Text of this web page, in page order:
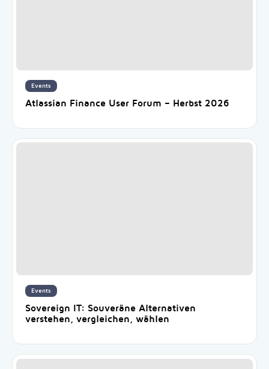
Events
Atlassian Finance User Forum – Herbst 2026
Events
Sovereign IT: Souveräne Alternativen
verstehen, vergleichen, wählen